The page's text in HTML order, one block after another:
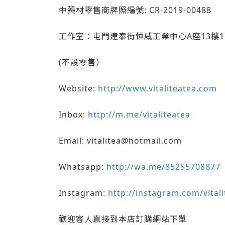
中藥材零售商牌照編號: CR-2019-00488
工作室：屯門建泰街恒威工業中心A座13樓
(不設零售）
Website: http://www.vitaliteatea.com
Inbox: http://m.me/vitaliteatea
Email: vitalitea@hotmail.com
Whatsapp: http://wa.me/85255708877
Instagram: http://instagram.com/
歡迎客人直接到本店訂購網站下單